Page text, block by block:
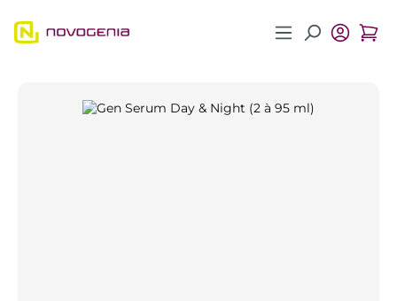
Zum Hauptinhalt springen
Bildergalerie überspringen